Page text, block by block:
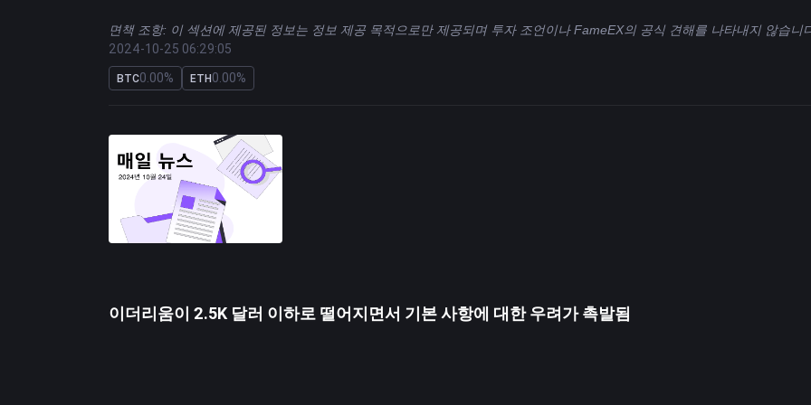
면책 조항: 이 섹션에 제공된 정보는 정보 제공 목적으로만 제공되며 투자 조언이나 FameEX의 공식 견해를 나타내지 않습니
2024-10-25 06:29:05
BTC0.00% ETH0.00%
이더리움이 2.5K 달러 이하로 떨어지면서 기본 사항에 대한 우려가 촉발됨